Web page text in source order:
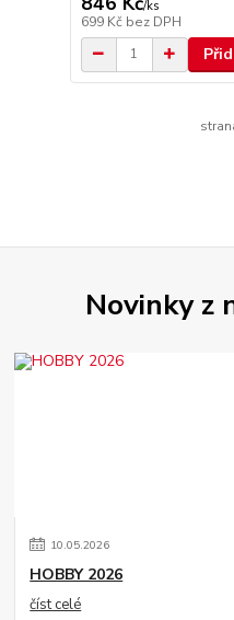
/ks
699 Kč bez DPH
Novinky z
10.05.2026
HOBBY 2026
číst celé